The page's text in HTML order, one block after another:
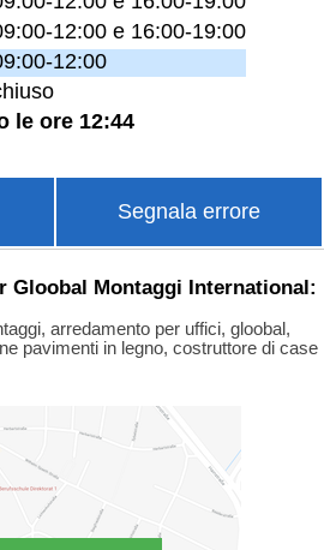
12:00 e 16:00-19:00
12:00
le ore 12:44
Segnala errore
Gloobal Montaggi International:
arredamento per uffici, gloobal,
pavimenti in legno, costruttore di case